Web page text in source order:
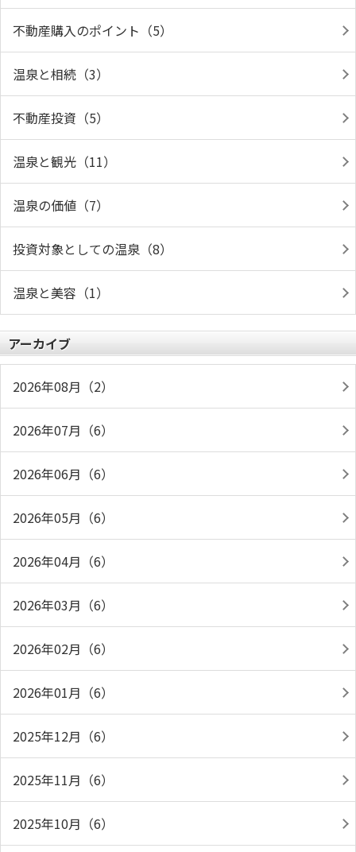
不動産購入のポイント（5）
温泉と相続（3）
不動産投資（5）
温泉と観光（11）
温泉の価値（7）
投資対象としての温泉（8）
温泉と美容（1）
アーカイブ
2026年08月（2）
2026年07月（6）
2026年06月（6）
2026年05月（6）
2026年04月（6）
2026年03月（6）
2026年02月（6）
2026年01月（6）
2025年12月（6）
2025年11月（6）
2025年10月（6）